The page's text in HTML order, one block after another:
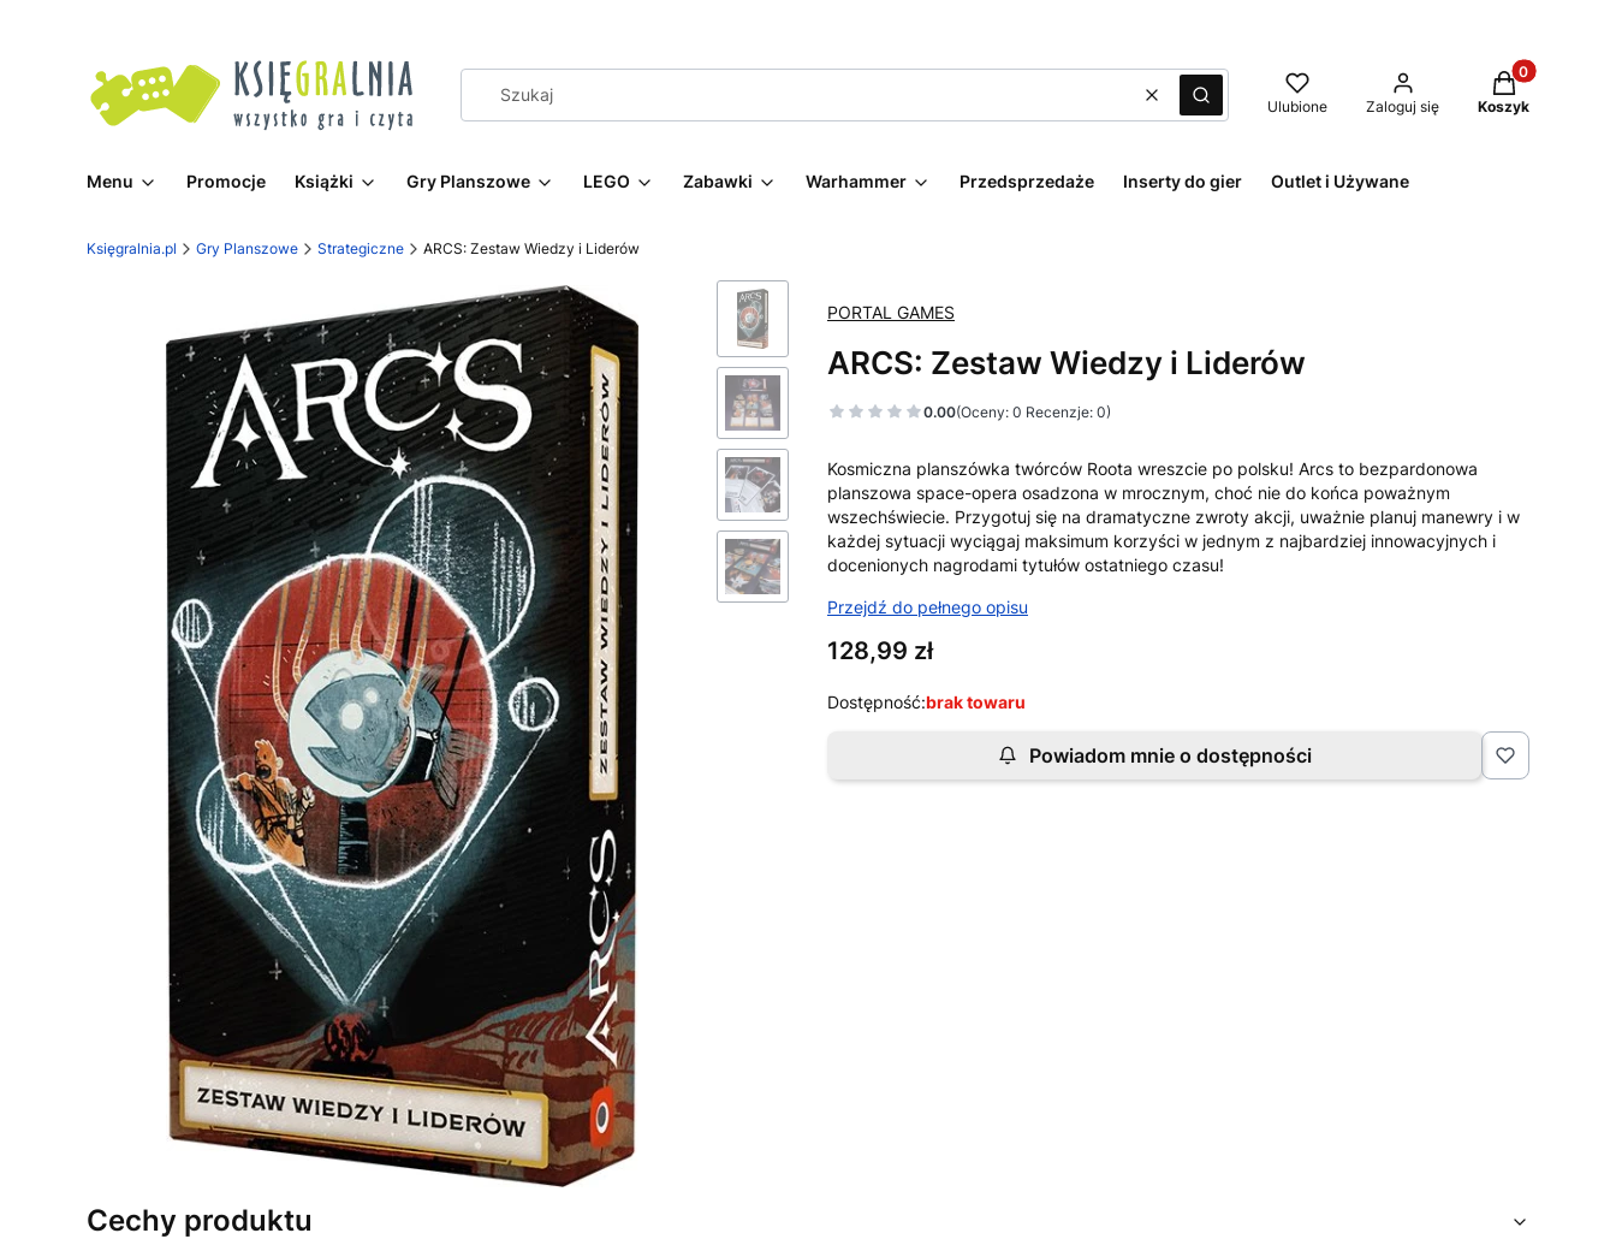
WyczyśćSzukaj Ulubione Zaloguj się
Produkty w
Koszyk
Menu Promocje Książki Gry Planszowe LEGO Zabawki Warhammer Przedsprzedaże Inserty do gier Outlet i Używane
Księgralnia.pl Gry Planszowe Strategiczne ARCS: Zestaw Wiedzy i Liderów
PORTAL GAMES
ARCS: Zestaw Wiedzy i Liderów
0.00(Oceny: 0 Recenzje: 0)
Kosmiczna planszówka twórców Roota wreszcie po polsku! Arcs to bezpardonowa
planszowa space-opera osadzona w mrocznym, choć nie do końca poważnym
wszechświecie. Przygotuj się na dramatyczne zwroty akcji, uważnie planuj manewry i w
każdej sytuacji wyciągaj maksimum korzyści w jednym z najbardziej innowacyjnych i
docenionych nagrodami tytułów ostatniego czasu!
Przejdź do pełnego opisu
Cena
128,99 zł
Dostępność:brak towaru
Powiadom mnie o dostępności
Cechy produktu